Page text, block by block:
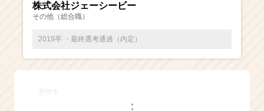
ベ
チ
ー・
成
株式会社ジェーシービー
その他（総合職）
2019卒 ・最終選考通過（内定）
面接名
・